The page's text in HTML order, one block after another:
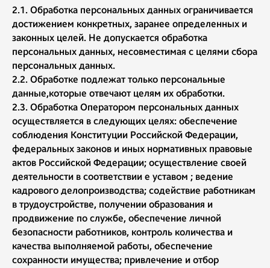
2.1. Обработка персональных данных ограничивается
достижением конкретных, заранее определенных и
законных целей. Не допускается обработка
персональных данных, несовместимая с целями сбора
персональных данных.
2.2. Обработке подлежат только персональные
данные,которые отвечают целям их обработки.
2.3. Обработка Оператором персональных данных
осуществляется в следующих целях: обеспечение
соблюдения Конституции Российской Федерации,
федеральных законов и иных нормативных правовые
актов Российской Федерации; осуществление своей
деятельности в соответствии е уставом ; ведение
кадрового делопроизводства; содействие работникам
в трудоустройстве, получении образования и
продвижение по службе, обеспечение личной
безопасности работников, контроль количества и
качества выполняемой работы, обеспечение
сохранности имущества; привлечение и отбор